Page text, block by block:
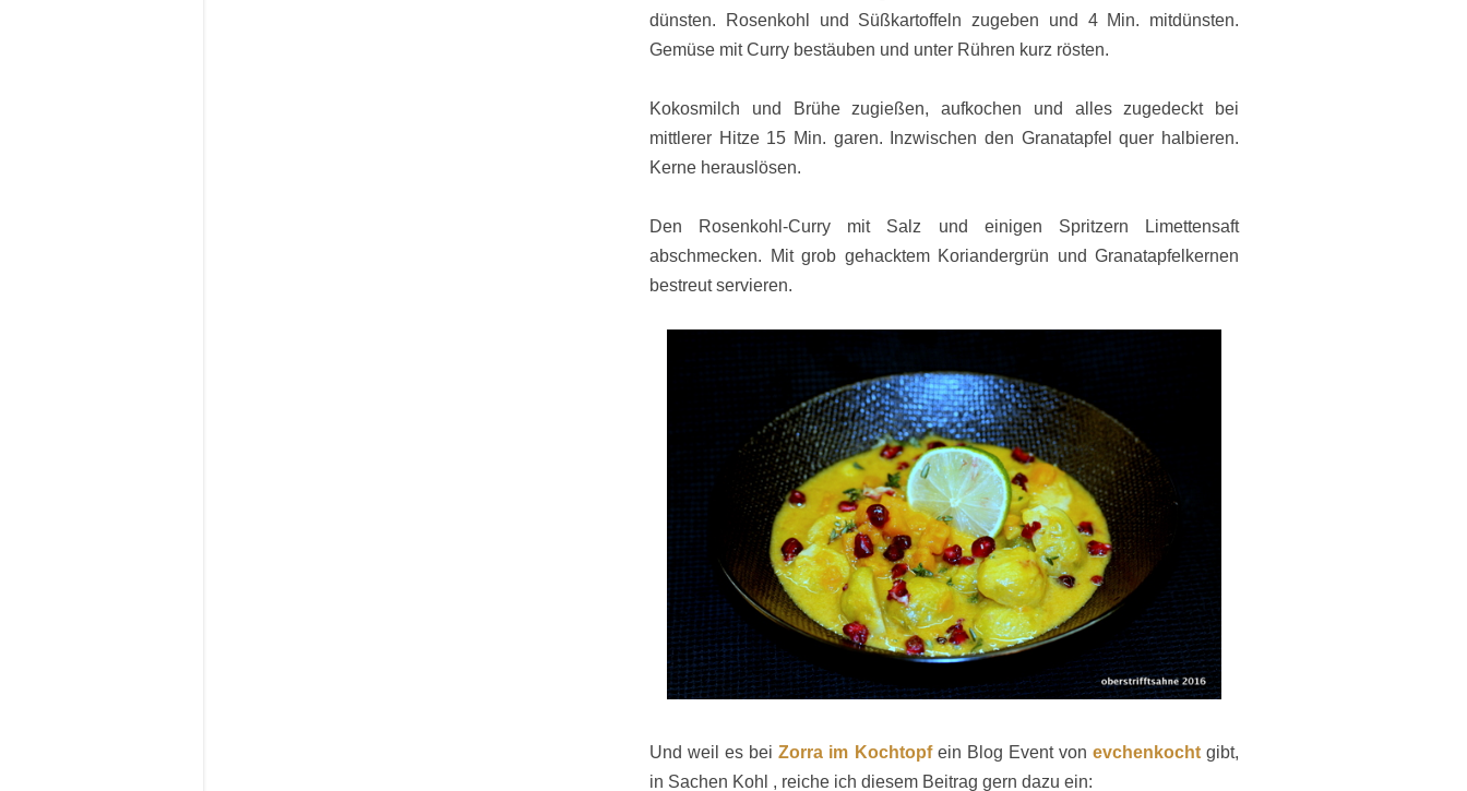
dünsten. Rosenkohl und Süßkartoffeln zugeben und 4 Min. mitdünsten.
Gemüse mit Curry bestäuben und unter Rühren kurz rösten.
Kokosmilch und Brühe zugießen, aufkochen und alles zugedeckt bei
mittlerer Hitze 15 Min. garen. Inzwischen den Granatapfel quer halbieren.
Kerne herauslösen.
Den Rosenkohl-Curry mit Salz und einigen Spritzern Limettensaft
abschmecken. Mit grob gehacktem Koriandergrün und Granatapfelkernen
bestreut servieren.
Und weil es bei Zorra im Kochtopfein Blog Event von evchenkochtgibt,
in Sachen Kohl , reiche ich diesem Beitrag gern dazu ein: